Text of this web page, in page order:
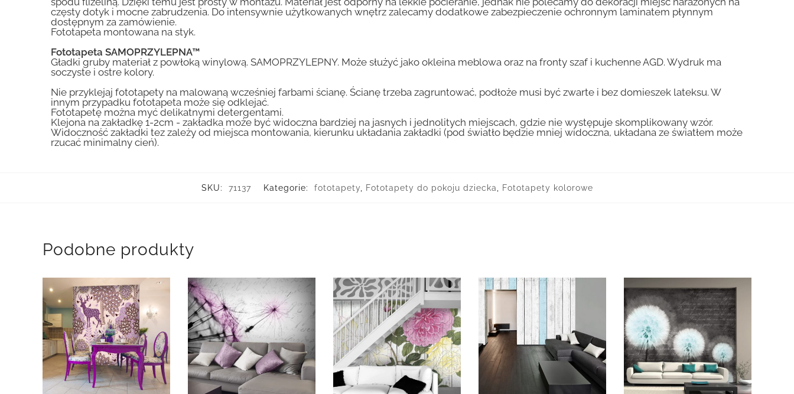
częsty dotyk i mocne zabrudzenia. Do intensywnie użytkowanych wnętrz zalecamy dodatkowe zabezpieczenie ochronnym laminatem płynnym
dostępnym za zamówienie.
Fototapeta montowana na styk.
Fototapeta SAMOPRZYLEPNA™
Gładki gruby materiał z powłoką winylową. SAMOPRZYLEPNY. Może służyć jako okleina meblowa oraz na fronty szaf i kuchenne AGD. Wydruk ma
soczyste i ostre kolory.
Nie przyklejaj fototapety na malowaną wcześniej farbami ścianę. Ścianę trzeba zagruntować, podłoże musi być zwarte i bez domieszek lateksu. W
innym przypadku fototapeta może się odklejać.
Fototapetę można myć delikatnymi detergentami.
Klejona na zakładkę 1-2cm - zakładka może być widoczna bardziej na jasnych i jednolitych miejscach, gdzie nie występuje skomplikowany wzór.
Widoczność zakładki tez zależy od miejsca montowania, kierunku układania zakładki (pod światło będzie mniej widoczna, układana ze światłem może
rzucać minimalny cień).
SKU: 71137 Kategorie: fototapety, Fototapety do pokoju dziecka, Fototapety kolorowe
Podobne produkty